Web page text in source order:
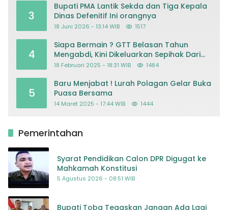
3
Bupati PMA Lantik Sekda dan Tiga Kepala
Dinas Defenitif Ini orangnya
18 Juni 2026 - 13:14 WIB 1517
4
Siapa Bermain ? GTT Belasan Tahun
Mengabdi, Kini Dikeluarkan Sepihak Dari
Dapodik
18 Februari 2025 - 18:31 WIB 1484
5
Baru Menjabat ! Lurah Polagan Gelar Buka
Puasa Bersama
14 Maret 2025 - 17:44 WIB 1444
Pemerintahan
Syarat Pendidikan Calon DPR Digugat ke
Mahkamah Konstitusi
5 Agustus 2026 - 08:51 WIB
Bupati Toba Tegaskan Jangan Ada Lagi